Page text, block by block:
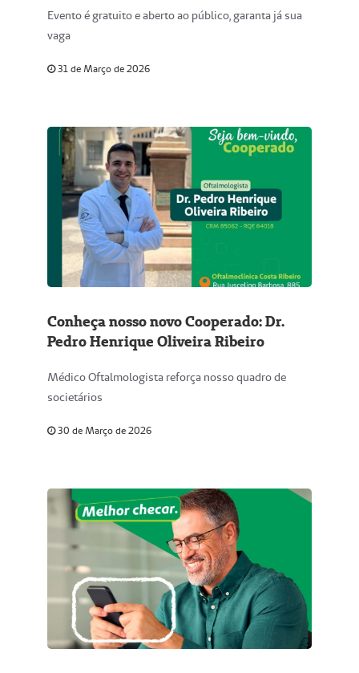
Evento é gratuito e aberto ao público, garanta já sua
vaga
31 de Março de 2026
Conheça nosso novo Cooperado: Dr.
Pedro Henrique Oliveira Ribeiro
Médico Oftalmologista reforça nosso quadro de
societários
30 de Março de 2026